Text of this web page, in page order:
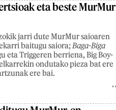
eta beste
jarri dute MurMur saioaren
baitugu saiora; Baga-Biga
Triggeren berriena, Big Boy-
ondutako pieza bat ere
ere bai.